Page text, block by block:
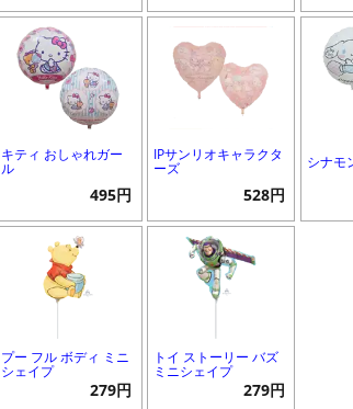
キティ おしゃれガー
ル
495円
IPサンリオキャラクタ
ーズ
528円
シナモ
プー フル ボディ ミニ
シェイプ
279円
トイ ストーリー バズ
ミニシェイプ
279円